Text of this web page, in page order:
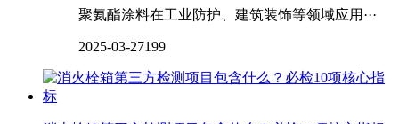
聚氨酯涂料在工业防护、建筑装饰等领域应用···
2025-03-27199